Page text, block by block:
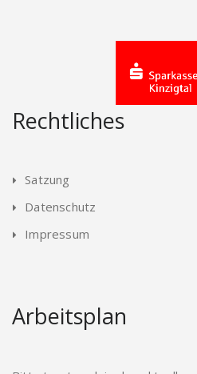
Rechtliches
Satzung
Datenschutz
Impressum
Arbeitsplan